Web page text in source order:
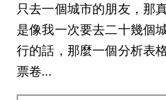
只去一個城市的朋友，那
是像我一次要去二十幾個
行的話，那麼一個分析表
票卷…